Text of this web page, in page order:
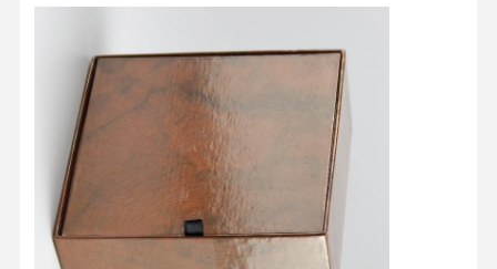
Ηλεκτρονική συσκευασία προϊόντων
Χάρτινο κουτί δώρου
Χαρτοσακούλα